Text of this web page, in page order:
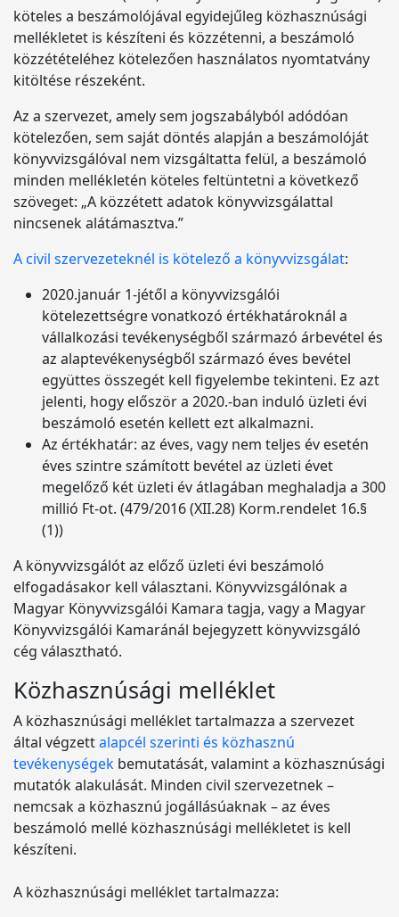
köteles a beszámolójával egyidejűleg közhasznúsági
mellékletet is készíteni és közzétenni, a beszámoló
közzétételéhez kötelezően használatos nyomtatvány
kitöltése részeként.
Az a szervezet, amely sem jogszabályból adódóan
kötelezően, sem saját döntés alapján a beszámolóját
könyvvizsgálóval nem vizsgáltatta felül, a beszámoló
minden mellékletén köteles feltüntetni a következő
szöveget: „A közzétett adatok könyvvizsgálattal
nincsenek alátámasztva.”
A civil szervezeteknél is kötelező a könyvvizsgálat:
2020.január 1-jétől a könyvvizsgálói
kötelezettségre vonatkozó értékhatároknál a
vállalkozási tevékenységből származó árbevétel és
az alaptevékenységből származó éves bevétel
együttes összegét kell figyelembe tekinteni. Ez azt
jelenti, hogy először a 2020.-ban induló üzleti évi
beszámoló esetén kellett ezt alkalmazni.
Az értékhatár: az éves, vagy nem teljes év esetén
éves szintre számított bevétel az üzleti évet
megelőző két üzleti év átlagában meghaladja a 300
millió Ft-ot. (479/2016 (XII.28) Korm.rendelet 16.§
(1))
A könyvvizsgálót az előző üzleti évi beszámoló
elfogadásakor kell választani. Könyvvizsgálónak a
Magyar Könyvvizsgálói Kamara tagja, vagy a Magyar
Könyvvizsgálói Kamaránál bejegyzett könyvvizsgáló
cég választható.
Közhasznúsági melléklet
A közhasznúsági melléklet tartalmazza a szervezet
által végzettalapcél szerinti és közhasznú
tevékenységek bemutatását, valamint a közhasznúsági
mutatók alakulását. Minden civil szervezetnek –
nemcsak a közhasznú jogállásúaknak – az éves
beszámoló mellé közhasznúsági mellékletet is kell
készíteni.
A közhasznúsági melléklet tartalmazza: